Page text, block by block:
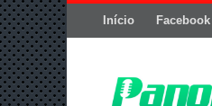
Início Facebook